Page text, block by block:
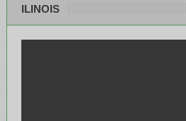
ILINOIS